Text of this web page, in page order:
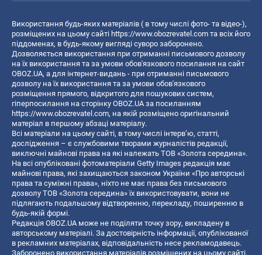
Використання будь-яких матеріалів ( в тому числі фото- та відео-),
розміщених на цьому сайті https://www.obozrevatel.com та всіх його
піддоменах, в будь-якому вигляді суворо заборонено.
Дозволяється використання при отриманні письмового дозволу
на їх використання та за умови обов'язкового посилання на сайт
OBOZ.UA, а для інтернет-видань - при отриманні письмового
дозволу на їх використання та за умови обов'язкового
розміщення прямого, відкритого для пошукових систем,
гіперпосилання на сторінку OBOZ.UA за посиланням
https://www.obozrevatel.com, на якій розміщено оригінальний
матеріал в першому абзаці матеріалу.
Всі матеріали на цьому сайті, в тому числі інтерв’ю, статті,
дослідження – є службовими творами журналістів редакції,
виключні майнові права на які належать ТОВ «Золота середина».
На всі опубліковані фотоматеріали Getty Images редакція має
майнові права, які захищаються законом України «Про авторські
права та суміжні права», ніхто не має права без письмового
дозволу ТОВ «Золота середина» їх використовувати, вони не
підлягають подальшому відтворенню, перекладу, поширенню в
будь-якій формі.
Редакція OBOZ.UA може не поділяти точку зору, викладену в
авторському матеріалі. За достовірність інформації, опублікованої
в рекламних матеріалах, відповідальність несе рекламодавець.
Заборонено використання матеріалів розміщених на цьому сайті,